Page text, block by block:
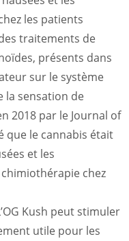
les patients
traitements de
présents dans
sur le système
la sensation de
2018 par le Journal of
que le cannabis était
et les
chez
Kush peut stimuler
utile pour les